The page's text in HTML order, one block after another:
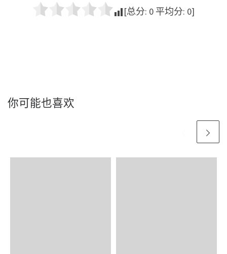
[总分: 0 平均分: 0]
你可能也喜欢